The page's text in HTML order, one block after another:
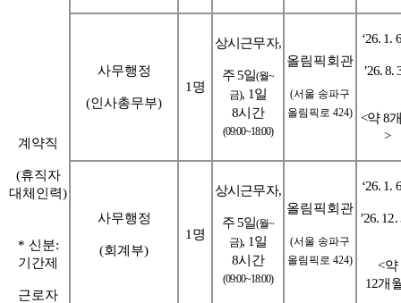
계약직
(휴직자
대체인력)
* 신분:
기간제
근로자
사무행정
(인사총무부)
1 명
상시근무자,
주5일(월~
금), 1일
8시간
(09:00~18:00)
올림픽회관
(서울 송파구
올림픽로 424)
‘26. 1.
’26. 8.
<약8
>
사무행정
(회계부)
1 명
상시근무자,
주5일(월~
금), 1일
8시간
(09:00~18:00)
올림픽회관
(서울 송파구
올림픽로 424)
‘26. 1.
’26. 12.
<약
12개